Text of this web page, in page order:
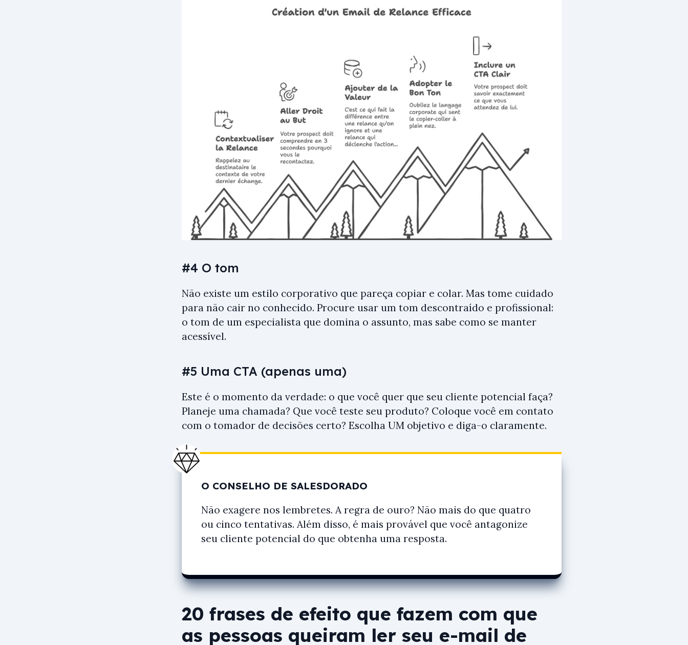
#4 O tom
Não existe um estilo corporativo que pareça copiar e colar. Mas tome cuidado
para não cair no conhecido. Procure usar um tom descontraído e profissional:
o tom de um especialista que domina o assunto, mas sabe como se manter
acessível.
#5 Uma CTA (apenas uma)
Este é o momento da verdade: o que você quer que seu cliente potencial faça?
Planeje uma chamada? Que você teste seu produto? Coloque você em contato
com o tomador de decisões certo? Escolha UM objetivo e diga-o claramente.
O CONSELHO DE SALESDORADO
Não exagere nos lembretes. A regra de ouro? Não mais do que quatro
ou cinco tentativas. Além disso, é mais provável que você antagonize
seu cliente potencial do que obtenha uma resposta.
20 frases de efeito que fazem com que
as pessoas queiram ler seu e-mail de